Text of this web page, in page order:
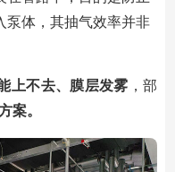
泵体，其抽气效率并非
上不去、膜层发雾 ，部
案。